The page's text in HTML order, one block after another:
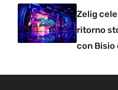
Zelig
ritorno
con Bisio